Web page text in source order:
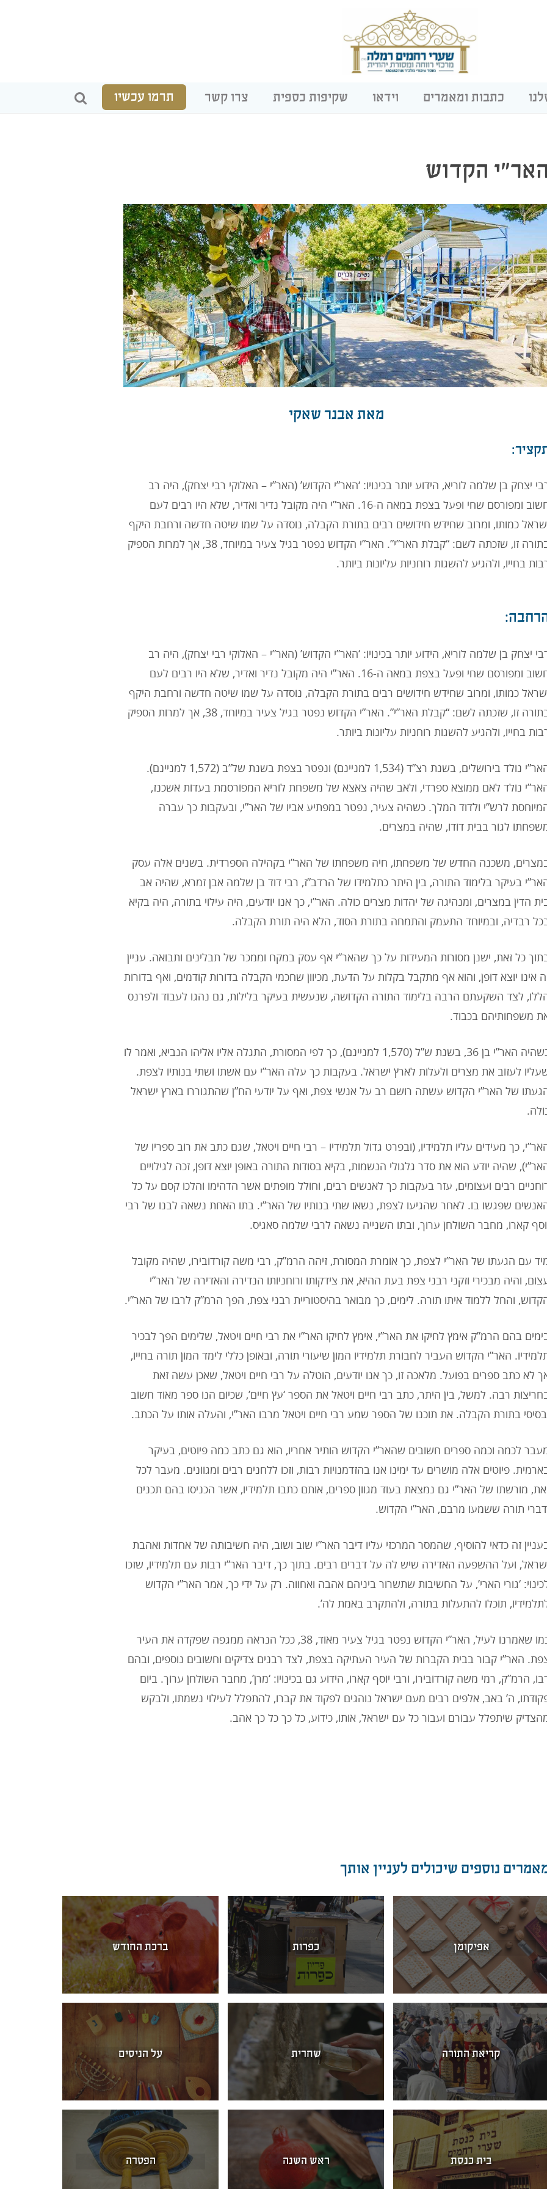
כתבות ומאמרים וידאו שקיפות כספית צרו קשר תרמו עכשיו
האר”י הקדוש
מאת אבנר שאקי
יצחק בן שלמה לוריא, הידוע יותר בכינויו: ‘האר”י הקדוש’ (האר”י – האלוקי רבי יצחק), היה רב
חשוב ומפורסם שחי ופעל בצפת במאה ה-16. האר”י היה מקובל נדיר ואדיר, שלא היו רבים לעם
כמותו, ומרוב שחידש חידושים רבים בתורת הקבלה, נוסדה על שמו שיטה חדשה ורחבת היקף
בתורה זו, שזכתה לשם: “קבלת האר”י”. האר”י הקדוש נפטר בגיל צעיר במיוחד, 38, אך למרות הספיק
בחייו, ולהגיע להשגות רוחניות עליונות ביותר.
יצחק בן שלמה לוריא, הידוע יותר בכינויו: ‘האר”י הקדוש’ (האר”י – האלוקי רבי יצחק), היה רב
חשוב ומפורסם שחי ופעל בצפת במאה ה-16. האר”י היה מקובל נדיר ואדיר, שלא היו רבים לעם
כמותו, ומרוב שחידש חידושים רבים בתורת הקבלה, נוסדה על שמו שיטה חדשה ורחבת היקף
בתורה זו, שזכתה לשם: “קבלת האר”י”. האר”י הקדוש נפטר בגיל צעיר במיוחד, 38, אך למרות הספיק
בחייו, ולהגיע להשגות רוחניות עליונות ביותר.
האר”י נולד בירושלים, בשנת רצ”ד (1,534 למניינם) ונפטר בצפת בשנת של”ב (1,572 למניינם).
נולד לאם ממוצא ספרדי, ולאב שהיה צאצא של משפחת לוריא המפורסמת בעדות אשכנז,
לרש”י ולדוד המלך. כשהיה צעיר, נפטר במפתיע אביו של האר”י, ובעקבות כך עברה
לגור בבית דודו, שהיה במצרים.
משכנה החדש של משפחתו, חיה משפחתו של האר”י בקהילה הספרדית. בשנים אלה עסק
בעיקר בלימוד התורה, בין היתר כתלמידו של הרדב”ז, רבי דוד בן שלמה אבן זמרא, שהיה אב
הדין במצרים, ומנהיגה של יהדות מצרים כולה. האר”י, כך אנו יודעים, היה עילוי בתורה, היה בקיא
רבדיה, ובמיוחד התעמק והתמחה בתורת הסוד, הלא היה תורת הקבלה.
כל זאת, ישנן מסורות המעידות על כך שהאר”י אף עסק במקח וממכר של תבלינים ותבואה. עניין
אינו יוצא דופן, והוא אף מתקבל בקלות על הדעת, מכיוון שחכמי הקבלה בדורות קודמים, ואף בדורות
לצד השקעתם הרבה בלימוד התורה הקדושה, שנעשית בעיקר בלילות, גם נהגו לעבוד ולפרנס
משפחותיהם בכבוד.
כשהיה האר”י בן 36, בשנת ש”ל (1,570 למניינם), כך לפי המסורת, התגלה אליו אליהו הנביא, ואמר לו
לעזוב את מצרים ולעלות לארץ ישראל. בעקבות כך עלה האר”י עם אשתו ושתי בנותיו לצפת.
של האר”י הקדוש עשתה רושם רב על אנשי צפת, ואף על יודעי הח”ן שהתגוררו בארץ ישראל
כך מעידים עליו תלמידיו, (ובפרט גדול תלמידיו – רבי חיים ויטאל, שגם כתב את רוב ספריו של
שהיה יודע הוא את סדר גלגולי הנשמות, בקיא בסודות התורה באופן יוצא דופן, זכה לגילויים
רבים ועצומים, עזר בעקבות כך לאנשים רבים, וחולל מופתים אשר הדהימו והלכו קסם על כל
שפגשו בו. לאחר שהגיעו לצפת, נשאו שתי בנותיו של האר”י. בתו האחת נשאה לבנו של רבי
קארו, מחבר השולחן ערוך, ובתו השנייה נשאה לרבי שלמה סאגיס.
עם הגעתו של האר”י לצפת, כך אומרת המסורת, זיהה הרמ”ק, רבי משה קורדובירו, שהיה מקובל
והיה מבכירי וזקני רבני צפת בעת ההיא, את צידקותו ורוחניותו הנדירה והאדירה של האר”י
והחל ללמוד איתו תורה. לימים, כך מבואר בהיסטוריית רבני צפת, הפך הרמ”ק לרבו של האר”י.
בהם הרמ”ק אימץ לחיקו את האר”י, אימץ לחיקו האר”י את רבי חיים ויטאל, שלימים הפך לבכיר
האר”י הקדוש העביר לחבורת תלמידיו המון שיעורי תורה, ובאופן כללי לימד המון תורה בחייו,
לא כתב ספרים בפועל. מלאכה זו, כך אנו יודעים, הוטלה על רבי חיים ויטאל, שאכן עשה זאת
רבה. למשל, בין היתר, כתב רבי חיים ויטאל את הספר ‘עץ חיים’, שכיום הנו ספר מאוד חשוב
בתורת הקבלה. את תוכנו של הספר שמע רבי חיים ויטאל מרבו האר”י, והעלה אותו על הכתב.
לכמה וכמה ספרים חשובים שהאר”י הקדוש הותיר אחריו, הוא גם כתב כמה פיוטים, בעיקר
פיוטים אלה מושרים עד ימינו אנו בהזדמנויות רבות, וזכו ללחנים רבים ומגוונים. מעבר לכל
מורשתו של האר”י גם נמצאת בעוד מגוון ספרים, אותם כתבו תלמידיו, אשר הכניסו בהם תכנים
תורה ששמעו מרבם, האר”י הקדוש.
זה כדאי להוסיף, שהמסר המרכזי עליו דיבר האר”י שוב ושוב, היה חשיבותה של אחדות ואהבת
ועל ההשפעה האדירה שיש לה על דברים רבים. בתוך כך, דיבר האר”י רבות עם תלמידיו, שזכו
‘גורי הארי’, על החשיבות שתשרור ביניהם אהבה ואחווה. רק על ידי כך, אמר האר”י הקדוש
תוכלו להתעלות בתורה, ולהתקרב באמת לה’.
כמו שאמרנו לעיל, האר”י הקדוש נפטר בגיל צעיר מאוד, 38, ככל הנראה ממגפה שפקדה את העיר
האר”י קבור בבית הקברות של העיר העתיקה בצפת, לצד רבנים צדיקים וחשובים נוספים, ובהם
הרמ”ק, רמי משה קורדובירו, ורבי יוסף קארו, הידוע גם בכינויו: ‘מרן’, מחבר השולחן ערוך. ביום
ה’ באב, אלפים רבים מעם ישראל נוהגים לפקוד את קברו, להתפלל לעילוי נשמתו, ולבקש
שיתפלל עבורם ועבור כל עם ישראל, אותו, כידוע, כל כך כל כך אהב.
נוספים שיכולים לעניין אותך
אפיקומן כפרות ברכת החודש
קריאת התורה שחרית על הניסים
בית כנסת ראש השנה הפטרה